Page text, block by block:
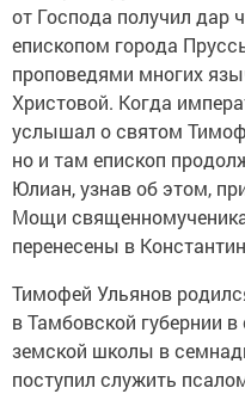
от Господа получил дар
епископом города
проповедями многих
Христовой. Когда
услышал о святом
но и там епископ
Юлиан, узнав об этом,
Мощи
перенесены в
Тимофей Ульянов
в Тамбовской губернии
земской школы в
поступил служить